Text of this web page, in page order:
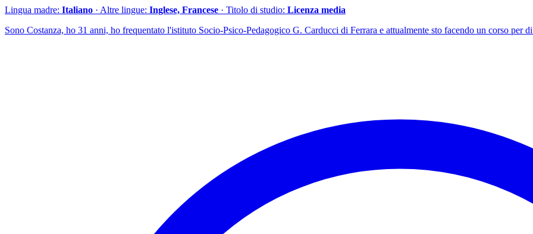
Lingua madre: Italiano · Altre lingue: Inglese, Francese · Titolo di studio: Licenza media
Sono Costanza, ho 31 anni, ho frequentato l'istituto Socio-Psico-Pedagogico G. Carducci di Ferrara e attualmente sto facendo un corso per